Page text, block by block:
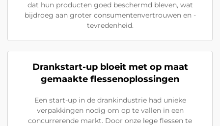
dat hun producten goed beschermd bleven, wat
bijdroeg aan groter consumentenvertrouwen en -
tevredenheid.
Drankstart-up bloeit met op maat
gemaakte flessenoplossingen
Een start-up in de drankindustrie had unieke
verpakkingen nodig om op te vallen in een
concurrerende markt. Door onze lege flessen te